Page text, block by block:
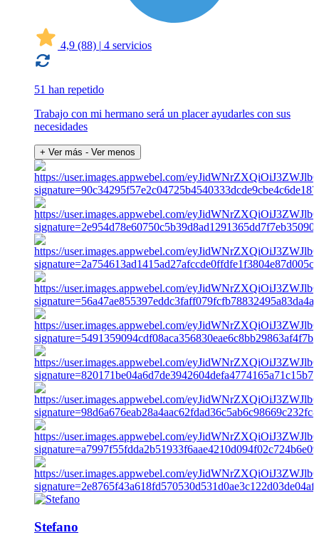
4,9 (88) | 4 servicios
51 han repetido
Trabajo con mi hermano será un placer ayudarles con sus
necesidades
+ Ver más - Ver menos
Stefano